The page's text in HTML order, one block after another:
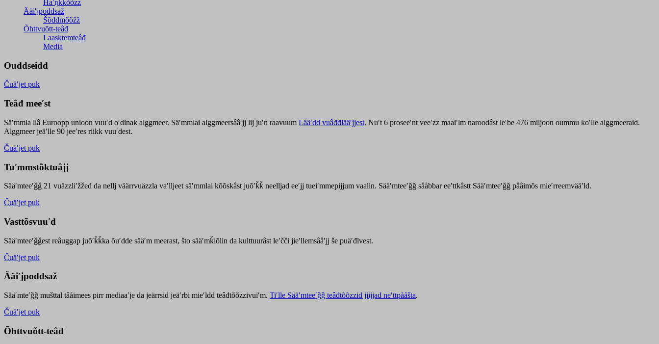
Haʹŋǩǩõõzz
Ääiʹjpoddsaž
Šõddmõõžž
Õhttvuõtt-teâđ
Laasktemteâđ
Media
Ouddseidd
Čuäʹjet puk
Teâđ meeʹst
Säʹmmla liâ Euroopp unioon vuuʹd oʹdinak alggmeer. Säʹmmlai alggmeersââʹjj lij juʹn raavuum Lääʹdd vuâđđlääʹjjest. Nuʹt 6 proseeʹnt veeʹzz maaiʹlm naroodâst leʹbe 476 miljoon oummu koʹlle alggmeeraid.
Alggmeer jeäʹlle 90 jeeʹres riikk vuuʹdest.
Čuäʹjet puk
Tuʹmmstõktuâjj
Sääʹmteeʹǧǧ 21 vuäzzliʹžžed da nellj väärrvuäzzla vaʹlljeet säʹmmlai kõõskâst juõʹǩǩ neelljad eeʹjj tueiʹmmepijjum vaalin. Sääʹmteeʹǧǧ sååbbar eeʹttkâstt Sääʹmteeʹǧǧ pââimõs mieʹrreemvääʹld.
Čuäʹjet puk
Vasttõsvuuʹd
Sääʹmteeʹǧǧest reâuggap juõʹǩǩka õuʹdde sääʹm meerast, što sääʹmǩiõlin da kulttuurâst leʹčči jieʹllemsââʹjj še puäʹđlvest.
Čuäʹjet puk
Ääiʹjpoddsaž
Sääʹmteʹǧǧ mušttal tååimees pirr mediaaʹje da jeärrsid jeäʹrbi mieʹldd teâđtõõzzivuiʹm. Tiʹlle Sääʹmteeʹǧǧ teâđtõõzzid jiijjad neʹttpååšta.
Čuäʹjet puk
Õhttvuõtt-teâđ